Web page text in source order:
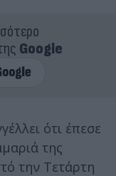
Google
ότι έπεσε
της
την Τετάρτη